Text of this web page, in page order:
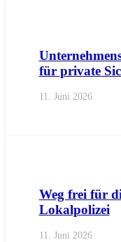
für private
11. Juni 2026
Weg frei für
Lokalpolizei
11. Juni 2026